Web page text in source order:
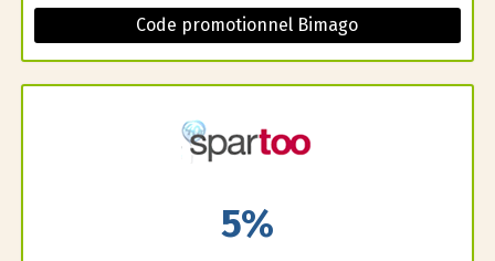
Code promotionnel Bimago
5%